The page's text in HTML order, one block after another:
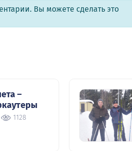
Вы можете сделать это
–
1128